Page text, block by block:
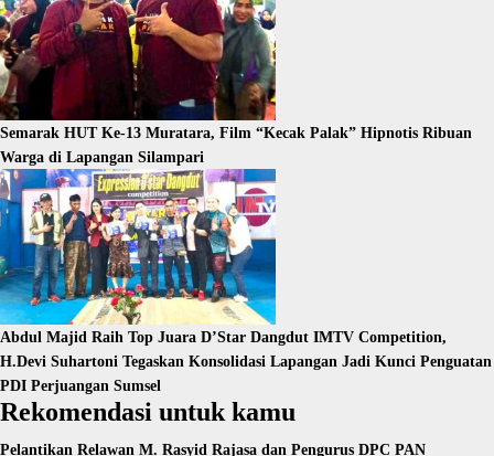
Semarak HUT Ke-13 Muratara, Film “Kecak Palak” Hipnotis Ribuan
Warga di Lapangan Silampari
Abdul Majid Raih Top Juara D’Star Dangdut IMTV Competition,
H.Devi Suhartoni Tegaskan Konsolidasi Lapangan Jadi Kunci Penguatan
PDI Perjuangan Sumsel
Rekomendasi untuk kamu
Pelantikan Relawan M. Rasyid Rajasa dan Pengurus DPC PAN